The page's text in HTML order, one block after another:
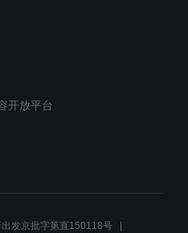
开放平台
发京批字第直150118号